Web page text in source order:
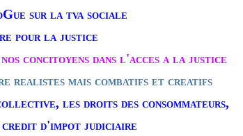
sur la tva sociale
pour la justice
concitoyens dans l'acces a la justice
realistes mais combatifs et creatifs
les droits des consommateurs,
d'impot judiciaire